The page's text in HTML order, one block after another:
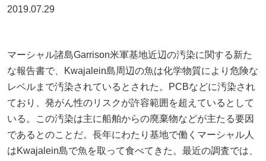
2019.07.29
マーシャル諸島Garrison米軍基地近辺の汚染に関する新た
な報告書で、Kwajalein島周辺の魚は化学物質により危険な
レベルまで汚染されているとされた。PCBなどに汚染され
ており、発がん性のリスクが許容範囲を超えているとして
いる。この汚染は主に船舶からの廃棄物などが主たる要因
であるとのことだ。長年にわたり基地で働くマーシャル人
はKwajalein島で魚を取って食べてきた。最近の調査では、